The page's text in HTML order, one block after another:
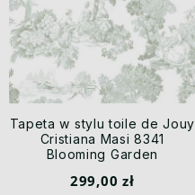
Tapeta w stylu toile de Jouy
Cristiana Masi 8341
Blooming Garden
299,00 zł